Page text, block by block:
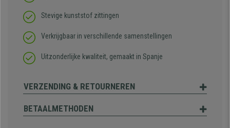
Stevige kunststof zittingen
Verkrijgbaar in verschillende samenstellingen
Uitzonderlijke kwaliteit, gemaakt in Spanje
VERZENDING & RETOURNEREN
BETAALMETHODEN